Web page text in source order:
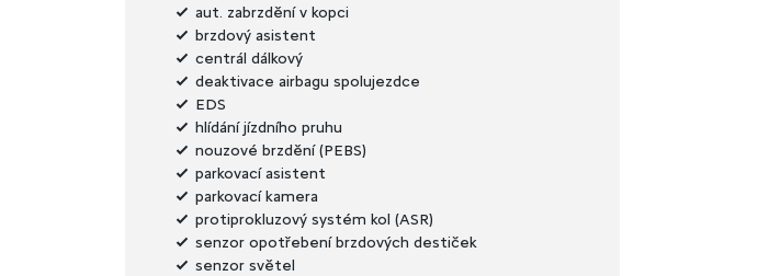
aut. zabrzdění v kopci
brzdový asistent
centrál dálkový
deaktivace airbagu spolujezdce
EDS
hlídání jízdního pruhu
nouzové brzdění (PEBS)
parkovací asistent
parkovací kamera
protiprokluzový systém kol (ASR)
senzor opotřebení brzdových destiček
senzor světel